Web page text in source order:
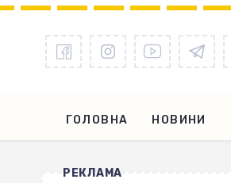
ГОЛОВНА НОВИНИ
РЕКЛАМА